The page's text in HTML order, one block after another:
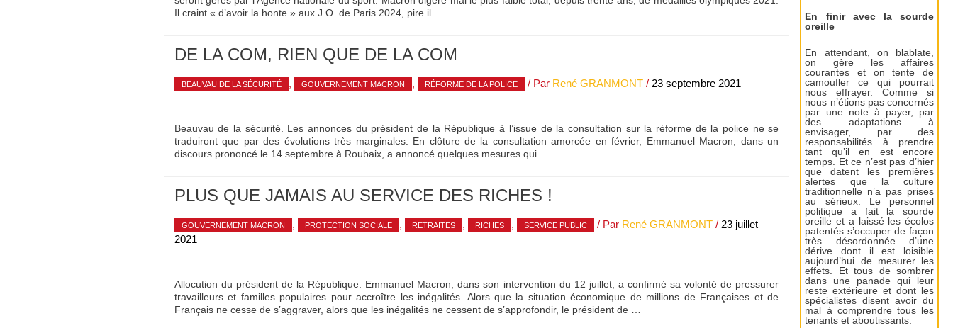
Il craint « d’avoir la honte » aux J.O. de Paris 2024, pire il …
DE LA COM, RIEN QUE DE LA COM
BEAUVAU DE LA SÉCURITÉ , GOUVERNEMENT MACRON , RÉFORME DE LA POLICE / Par René GRANMONT / 23 septembre 2021
Beauvau de la sécurité. Les annonces du président de la République à l’issue de la consultation sur la réforme de la police ne se
traduiront que par des évolutions très marginales. En clôture de la consultation amorcée en février, Emmanuel Macron, dans un
discours prononcé le 14 septembre à Roubaix, a annoncé quelques mesures qui …
PLUS QUE JAMAIS AU SERVICE DES RICHES !
GOUVERNEMENT MACRON , PROTECTION SOCIALE , RETRAITES , RICHES , SERVICE PUBLIC / Par René GRANMONT / 23 juillet
2021
Allocution du président de la République. Emmanuel Macron, dans son intervention du 12 juillet, a confirmé sa volonté de pressurer
travailleurs et familles populaires pour accroître les inégalités. Alors que la situation économique de millions de Françaises et de
Français ne cesse de s’aggraver, alors que les inégalités ne cessent de s’approfondir, le président de …
En finir avec la sourde
oreille
En attendant, on blablate,
on gère les affaires
courantes et on tente de
camoufler ce qui pourrait
nous effrayer. Comme si
nous n’étions pas concernés
par une note à payer, par
des adaptations à
envisager, par des
responsabilités à prendre
tant qu’il en est encore
temps. Et ce n’est pas d’hier
que datent les premières
alertes que la culture
traditionnelle n’a pas prises
au sérieux. Le personnel
politique a fait la sourde
oreille et a laissé les écolos
patentés s’occuper de façon
très désordonnée d’une
dérive dont il est loisible
aujourd’hui de mesurer les
effets. Et tous de sombrer
dans une panade qui leur
reste extérieure et dont les
spécialistes disent avoir du
mal à comprendre tous les
tenants et aboutissants.